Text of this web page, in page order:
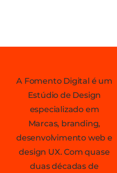
A Fomento Digital é um
Estúdio de Design
especializado em
Marcas, branding,
desenvolvimento web e
design UX. Com quase
duas décadas de